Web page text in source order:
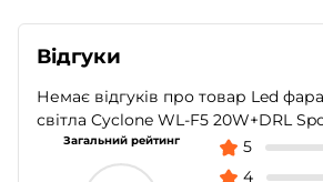
Відгуки
Немає відгуків про товар Led
світла Cyclone WL-F5 20W+DRL
Загальний рейтинг 5
4